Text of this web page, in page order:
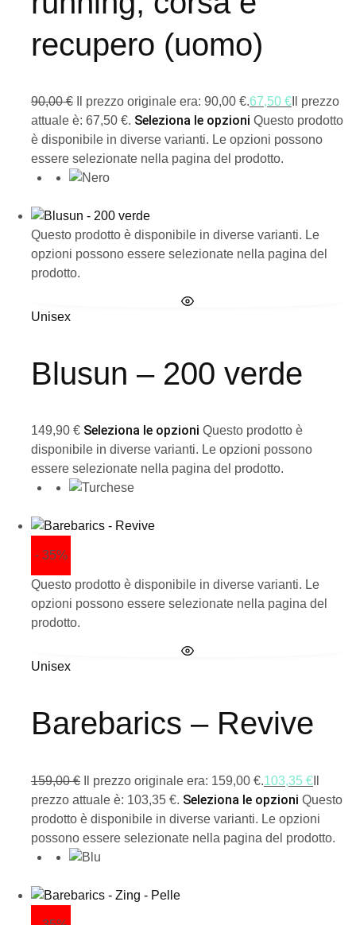
recupero (uomo)
90,00€ Il prezzo originale era: 90,00 €.67,50 € Il prezzo
attuale è: 67,50 €. Seleziona le opzioni Questo prodotto
è disponibile in diverse varianti. Le opzioni possono
essere selezionate nella pagina del prodotto.
Questo prodotto è disponibile in diverse varianti. Le
opzioni possono essere selezionate nella pagina del
prodotto.
Unisex
Blusun – 200 verde
149,90 € Seleziona le opzioni Questo prodotto è
disponibile in diverse varianti. Le opzioni possono
essere selezionate nella pagina del prodotto.
- 35%
Questo prodotto è disponibile in diverse varianti. Le
opzioni possono essere selezionate nella pagina del
prodotto.
Unisex
Barebarics – Revive
159,00€ Il prezzo originale era: 159,00 €.103,35 €
prezzo attuale è: 103,35 €. Seleziona le opzioni Questo
prodotto è disponibile in diverse varianti. Le opzioni
possono essere selezionate nella pagina del prodotto.